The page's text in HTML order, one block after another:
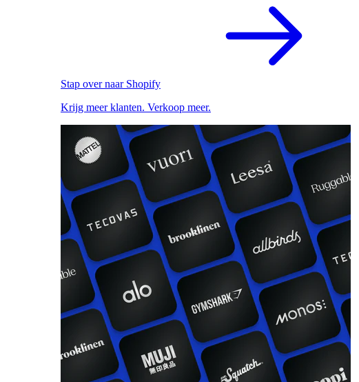
Stap over naar Shopify
Krijg meer klanten. Verkoop meer.